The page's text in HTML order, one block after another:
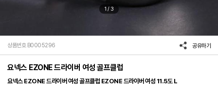
1 / 3
상품번호 B0005296 공유하기
요넥스 EZONE 드라이버 여성 골프클럽
요넥스 EZONE 드라이버 여성 골프클럽 EZONE 드라이버 여성 11.5도 L